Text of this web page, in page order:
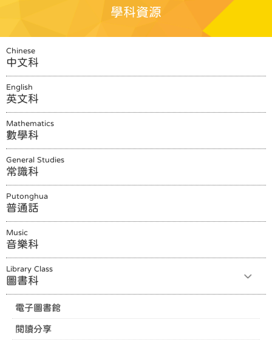
學科資源
Chinese
中文科
English
英文科
Mathematics
數學科
General Studies
常識科
Putonghua
普通話
Music
音樂科
Library Class
圖書科
電子圖書館
閱讀分享